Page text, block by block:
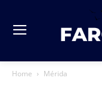
Home Mérida